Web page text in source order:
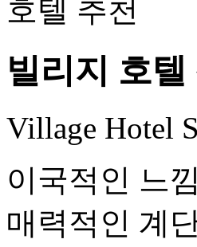
빌리지 호
Village Hotel
이국적인 느
매력적인 계